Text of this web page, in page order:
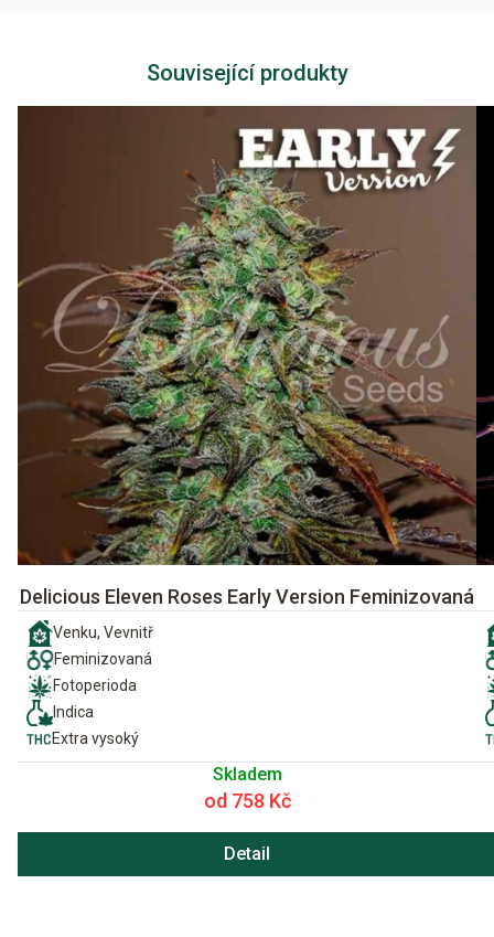
Související produkty
Delicious Eleven Roses Early Version Feminizovaná
Venku, Vevnitř
Feminizovaná
Fotoperioda
Indica
Extra vysoký
Skladem
od 758 Kč
Detail